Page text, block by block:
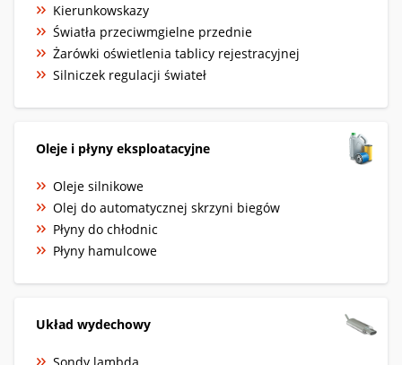
Kierunkowskazy
Światła przeciwmgielne przednie
Żarówki oświetlenia tablicy rejestracyjnej
Silniczek regulacji świateł
Oleje i płyny eksploatacyjne
Oleje silnikowe
Olej do automatycznej skrzyni biegów
Płyny do chłodnic
Płyny hamulcowe
Układ wydechowy